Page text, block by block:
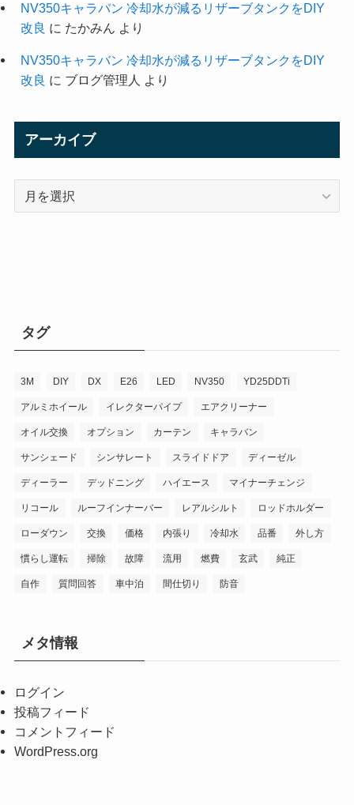
NV350キャラバン 冷却水が減るリザーブタンクをDIY
改良 に たかみん より
NV350キャラバン 冷却水が減るリザーブタンクをDIY
改良 に ブログ管理人 より
アーカイブ
タグ
3M DIY DX E26 LED NV350 YD25DDTi
アルミホイール イレクターパイプ エアクリーナー
オイル交換 オプション カーテン キャラバン
サンシェード シンサレート スライドドア ディーゼル
ディーラー デッドニング ハイエース マイナーチェンジ
リコール ルーフインナーバー レアルシルト ロッドホルダー
ローダウン 交換 価格 内張り 冷却水 品番 外し方
慣らし運転 掃除 故障 流用 燃費 玄武 純正
自作 質問回答 車中泊 間仕切り 防音
メタ情報
ログイン
投稿フィード
コメントフィード
WordPress.org